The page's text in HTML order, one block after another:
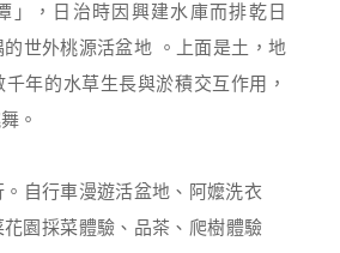
」，日治時因興建水庫而排乾日
世外桃源活盆地 。上面是土，地
年的水草生長與淤積交互作用，
。